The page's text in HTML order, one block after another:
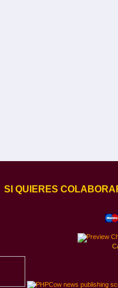
SI QUIERES